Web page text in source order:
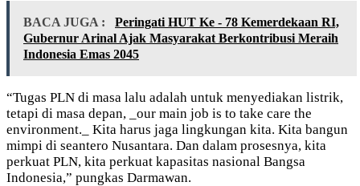
BACA JUGA :
Peringati HUT Ke - 78 Kemerdekaan RI,
Gubernur Arinal Ajak Masyarakat Berkontribusi Meraih
Indonesia Emas 2045
“Tugas PLN di masa lalu adalah untuk menyediakan listrik,
tetapi di masa depan, _our main job is to take care the
environment._ Kita harus jaga lingkungan kita. Kita bangun
mimpi di seantero Nusantara. Dan dalam prosesnya, kita
perkuat PLN, kita perkuat kapasitas nasional Bangsa
Indonesia,” pungkas Darmawan.